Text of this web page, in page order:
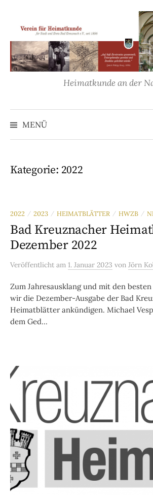
Inhalt
Heimatkunde an der
MENÜ
Kategorie: 2022
2022 / 2023 / HEIMATBLÄTTER / HWZB /
Bad Kreuznacher
Dezember 2022
Veröffentlicht am 1. Januar 2023 von Jörn
Zum Jahresausklang und mit den
wir die Dezember-Ausgabe der Bad
Heimatblätter ankündigen. Michael
dem Ged...